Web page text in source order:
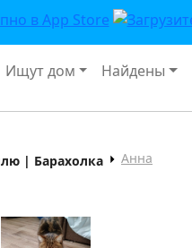
Ищут дом Найдены
| Барахолка Анна